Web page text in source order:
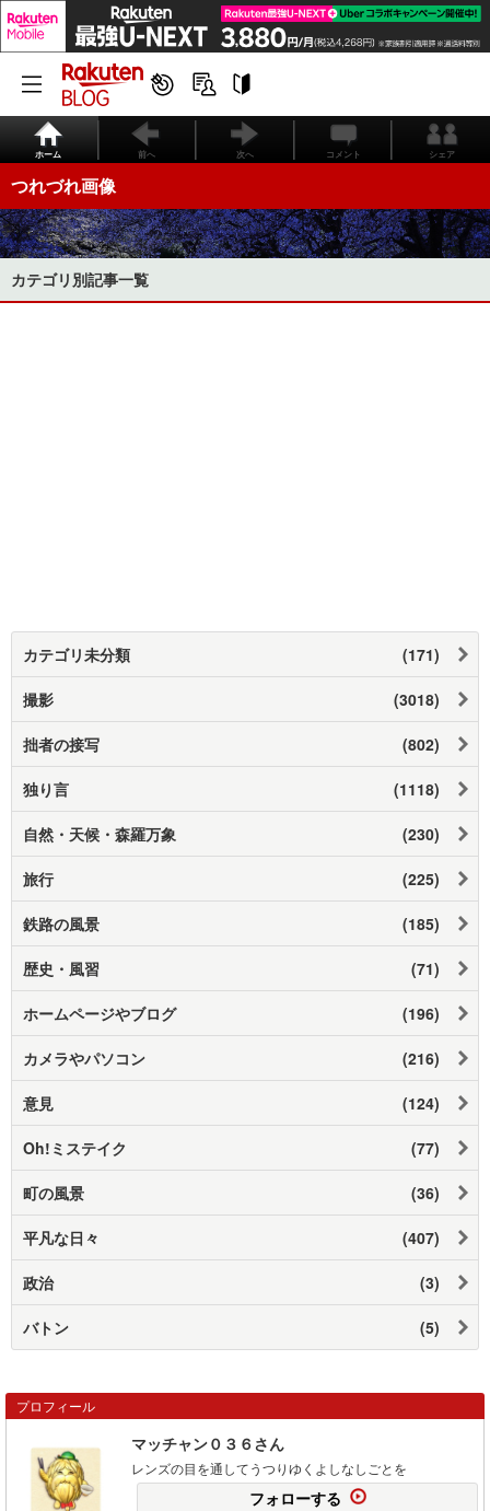
ホーム 前へ 次へ コメント シェア
つれづれ画像
カテゴリ別記事一覧
カテゴリ未分類 (171)
撮影 (3018)
拙者の接写 (802)
独り言 (1118)
自然・天候・森羅万象 (230)
旅行 (225)
鉄路の風景 (185)
歴史・風習 (71)
ホームページやブログ (196)
カメラやパソコン (216)
意見 (124)
Oh!ミステイク (77)
町の風景 (36)
平凡な日々 (407)
政治 (3)
バトン (5)
プロフィール
マッチャン０３６さん
レンズの目を通してうつりゆくよしなしごとを
フォローする